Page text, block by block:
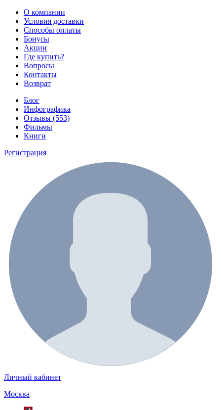
О компании
Условия доставки
Способы оплаты
Бонусы
Акции
Где купить?
Вопросы
Контакты
Возврат
Блог
Инфографика
Отзывы (553)
Фильмы
Книги
Регистрация
Личный кабинет
Москва